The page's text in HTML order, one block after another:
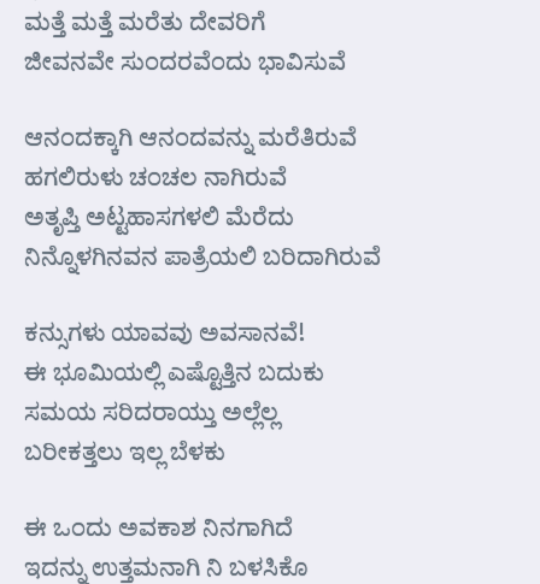
ಮತ್ತೆ ಮತ್ತೆ ಮರೆತು ದೇವರಿಗೆ
ಜೀವನವೇ ಸುಂದರವೆಂದು ಭಾವಿಸುವೆ
ಆನಂದಕ್ಕಾಗಿ ಆನಂದವನ್ನು ಮರೆತಿರುವೆ
ಹಗಲಿರುಳು ಚಂಚಲ ನಾಗಿರುವೆ
ಅತೃಪ್ತಿ ಅಟ್ಟಹಾಸಗಳಲಿ ಮೆರೆದು
ನಿನ್ನೊಳಗಿನವನ ಪಾತ್ರೆಯಲಿ ಬರಿದಾಗಿರುವೆ
ಕನ್ಸುಗಳು ಯಾವವು ಅವಸಾನವೆ!
ಈ ಭೂಮಿಯಲ್ಲಿ ಎಷ್ಟೊತ್ತಿನ ಬದುಕು
ಸಮಯ ಸರಿದರಾಯ್ತು ಅಲ್ಲೆಲ್ಲ
ಬರೀಕತ್ತಲು ಇಲ್ಲ ಬೆಳಕು
ಈ ಒಂದು ಅವಕಾಶ ನಿನಗಾಗಿದೆ
ಇದನ್ನು ಉತ್ತಮನಾಗಿ ನಿ ಬಳಸಿಕೊ